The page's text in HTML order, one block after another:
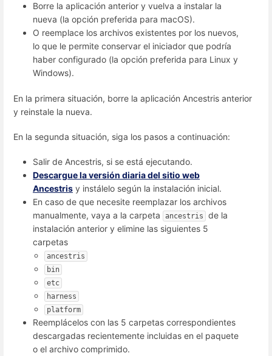
Borre la aplicación anterior y vuelva a instalar la
nueva (la opción preferida para macOS).
O reemplace los archivos existentes por los nuevos,
lo que le permite conservar el iniciador que podría
haber configurado (la opción preferida para Linux y
Windows).
En la primera situación, borre la aplicación Ancestris anterior
y reinstale la nueva.
En la segunda situación, siga los pasos a continuación:
Salir de Ancestris, si se está ejecutando.
Descargue la versión diaria del sitio web
Ancestris y instálelo según la instalación inicial.
En caso de que necesite reemplazar los archivos
manualmente, vaya a la carpeta
ancestris
de la
instalación anterior y elimine las siguientes 5
carpetas
ancestris
bin
etc
harness
platform
Reemplácelos con las 5 carpetas correspondientes
descargadas recientemente incluidas en el paquete
o el archivo comprimido.